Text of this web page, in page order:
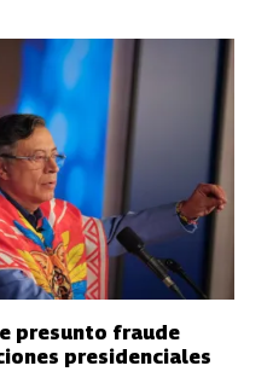
presunto fraude
presidenciales